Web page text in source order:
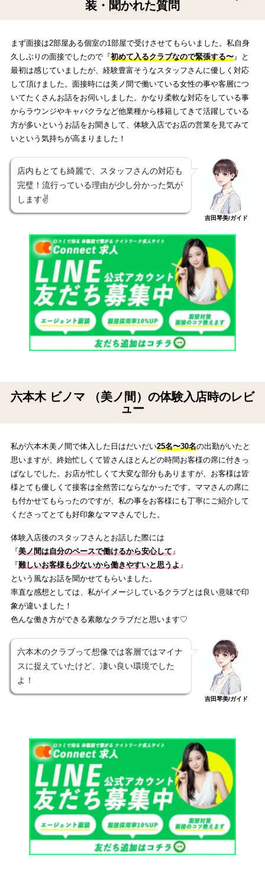
装・聞かれた質問
まず面接は2部屋ある個室の1部屋で受けさせてもらいました。私自身
久しぶりの面接でしたので『初めて入るクラブなので緊張する〜』と
最初は感じていましたが、経験豊富そうなスタッフさんに優しく対応
して頂けました。面接時には美ノ間で働いている女性の事や客層につ
いてたくさんお話をお伺いしました。かなり柔軟な対応をしている事
からラウンジやキャバクラなど他業種から移籍してきて活躍している
方が多いというお話をお聞きして、体験入店でお店の営業を見てみて
いという気持ちが高まりました！
店内もとても綺麗で、スタッフさんの対応も
完璧！流行っている理由が少し分かった気が
します✌️
吉田琴美/ガイド
六本木 ビノマ （美ノ間）の体験入店時のレビ
ュー
私が六本木美ノ間で体入した日はだいだい25名〜30名の出勤がいたと
思いますが、終始忙しくて皆さんほとんどの時間お客様の席に付きっ
ぱなしでした。お店が忙しくて大変な部分もありますが、お客様は皆
様とても優しくて接客は全然苦にならなかったです。ママさんの席に
も付かせてもらったのですが、私の事をお客様にも丁寧にご紹介して
くださってとても好印象なママさんでした。
体験入店後のスタッフさんとお話した際には
『美ノ間は自分のペースで働けるから安心して』
『難しいお客様も少ないから働きやすいと思うよ 』
という風なお話を聞かせてもらいました。
率直な感想としては、私がイメージしているクラブとは良い意味で印
象が違いました！
色んな働き方ができる素敵なクラブだと思います♡
六本木のクラブって想像では客層ではマイナ
スに捉えていたけど、凄い良い環境でした
よ！
吉田琴美/ガイド